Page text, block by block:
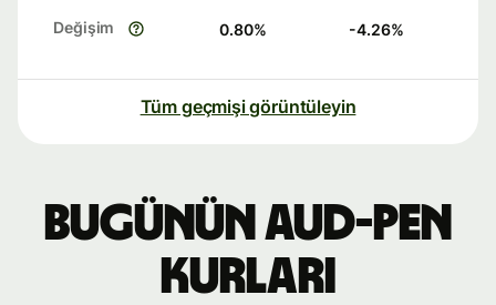
Değişim 0.80% -4.26%
Tüm geçmişi görüntüleyin
Bugünün AUD-PEN
kurları